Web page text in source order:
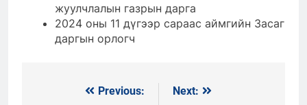
жуулчлалын газрын дарга
2024 оны 11 дүгээр сараас аймгийн Засаг
даргын орлогч
МэдээнийPrevious:
Next: